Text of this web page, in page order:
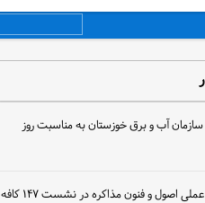
سازمان آب و برق خوزستان به مناسبت روز
برگزاری کارگاه عملی اصول و فنون مذاکره در نشست ۱۴۷ کافه